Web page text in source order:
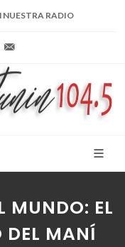
NUESTRA RADIO
+54 9 236 465-4833
MUNDO: EL
DEL MANÍ